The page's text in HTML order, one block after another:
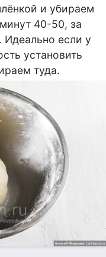
и убираем
40-50, за
Идеально если у
установить
туда.